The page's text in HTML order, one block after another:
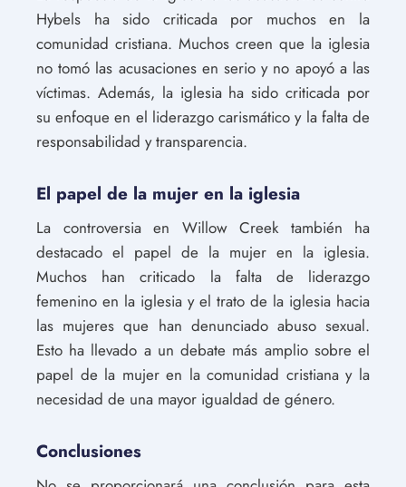
Hybels ha sido criticada por muchos en la
comunidad cristiana. Muchos creen que la iglesia
no tomó las acusaciones en serio y no apoyó a las
víctimas. Además, la iglesia ha sido criticada por
su enfoque en el liderazgo carismático y la falta de
responsabilidad y transparencia.
El papel de la mujer en la iglesia
La controversia en Willow Creek también ha
destacado el papel de la mujer en la iglesia.
Muchos han criticado la falta de liderazgo
femenino en la iglesia y el trato de la iglesia hacia
las mujeres que han denunciado abuso sexual.
Esto ha llevado a un debate más amplio sobre el
papel de la mujer en la comunidad cristiana y la
necesidad de una mayor igualdad de género.
Conclusiones